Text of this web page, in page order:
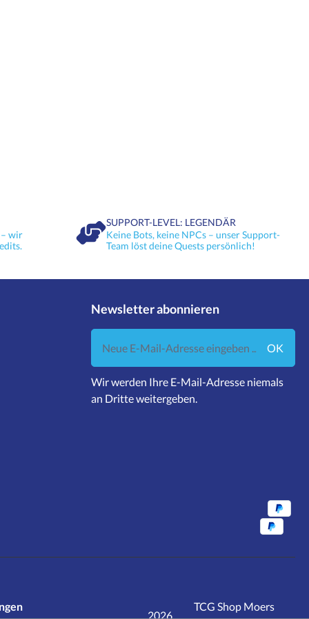
– wir
SUPPORT-LEVEL: LEGENDÄR
Keine Bots, keine NPCs – unser Support-
Team löst deine Quests persönlich!
Newsletter abonnieren
OK
Wir werden Ihre E-Mail-Adresse niemals
an Dritte weitergeben.
2026
TCG Shop Moers